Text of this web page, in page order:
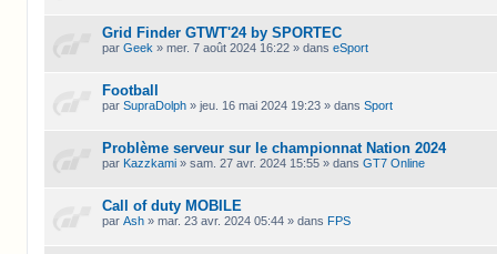
Grid Finder GTWT'24 by SPORTEC
parGeek »mer. 7 août 2024 16:22 » danseSport
Football
parSupraDolph »jeu. 16 mai 2024 19:23 » dansSport
Problème serveur sur le championnat Nation 2024
par Kazzkami »sam. 27 avr. 2024 15:55 » dansGT7 Online
Call of duty MOBILE
parAsh »mar. 23 avr. 2024 05:44 » dans FPS